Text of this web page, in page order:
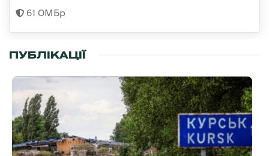
61 ОМБр
ПУБЛІКАЦІЇ